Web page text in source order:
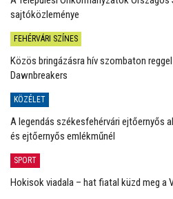
sajtóközleménye
FEHÉRVÁRI SZÍNES
Közös bringázásra hív szombaton
Dawnbreakers
KÖZÉLET
A legendás székesfehérvári ejtőernyős
és ejtőernyős emlékműnél
SPORT
Hokisok viadala – hat fiatal küzd meg a